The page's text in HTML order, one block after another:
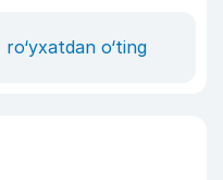
ro‘yxatdan o‘ting